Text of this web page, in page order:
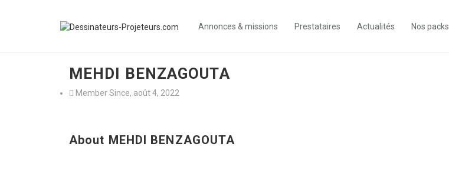
Annonces & missions Prestataires Actualités Nos packs
MEHDI BENZAGOUTA
Member Since, août 4, 2022
About MEHDI BENZAGOUTA